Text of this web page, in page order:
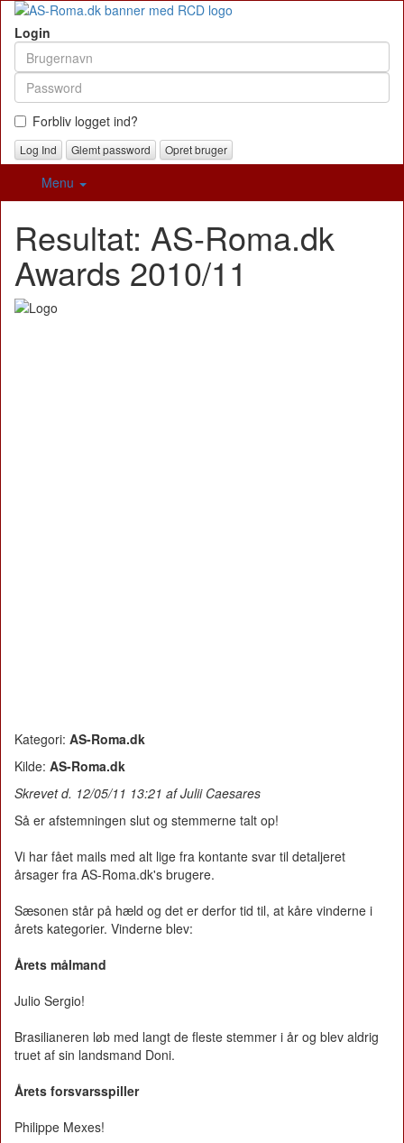
Login
Forbliv logget ind?
Glemt password Opret bruger
Menu
Resultat: AS-Roma.dk
Awards 2010/11
Kategori: AS-Roma.dk
Kilde: AS-Roma.dk
Skrevet d. 12/05/11 13:21 af Julii Caesares
Så er afstemningen slut og stemmerne talt op!
Vi har fået mails med alt lige fra kontante svar til detaljeret
årsager fra AS-Roma.dk's brugere.
Sæsonen står på hæld og det er derfor tid til, at kåre vinderne i
årets kategorier. Vinderne blev:
Årets målmand
Julio Sergio!
Brasilianeren løb med langt de fleste stemmer i år og blev aldrig
truet af sin landsmand Doni.
Årets forsvarsspiller
Philippe Mexes!